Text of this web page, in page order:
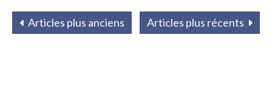
Articles plus anciens Articles plus récents